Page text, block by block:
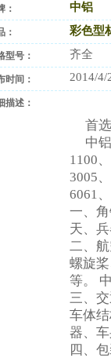
： 中铝
： 彩色型
型号： 齐全
时间： 2014/4/
描述：
首选
中铝
1100
3005
6061
一、
天、
二、
螺旋
等。
三、
车体
器、
四、